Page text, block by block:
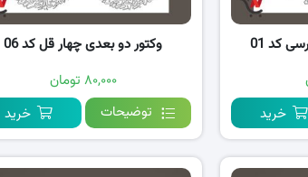
کد 01
خرید
وکتور دو بعدی چهار قل کد 06
۸۰,۰۰۰ تومان
توضیحات
خرید